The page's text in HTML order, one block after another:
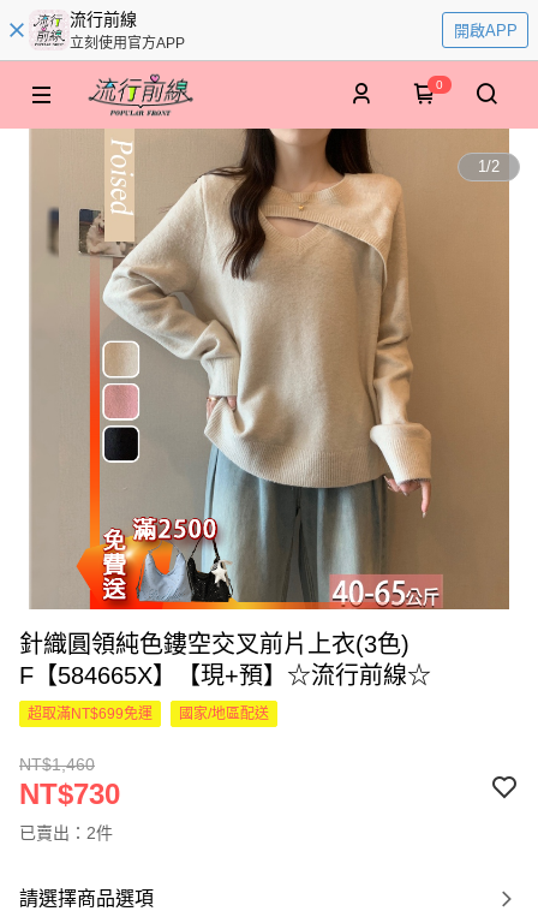
流行前線
立刻使用官方APP
開啟APP
0
1/2
針織圓領純色鏤空交叉前片上衣(3色)
F【584665X】【現+預】☆流行前線☆
超取滿NT$699免運 國家/地區配送
NT$1,460
NT$730
已賣出：2件
請選擇商品選項